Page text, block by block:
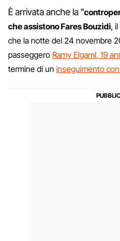
È arrivata anche la "
che assistono Fares Bouzidi,
che la notte del 24 novembre
passeggero Ramy Elgaml, 19
termine di un inseguimento